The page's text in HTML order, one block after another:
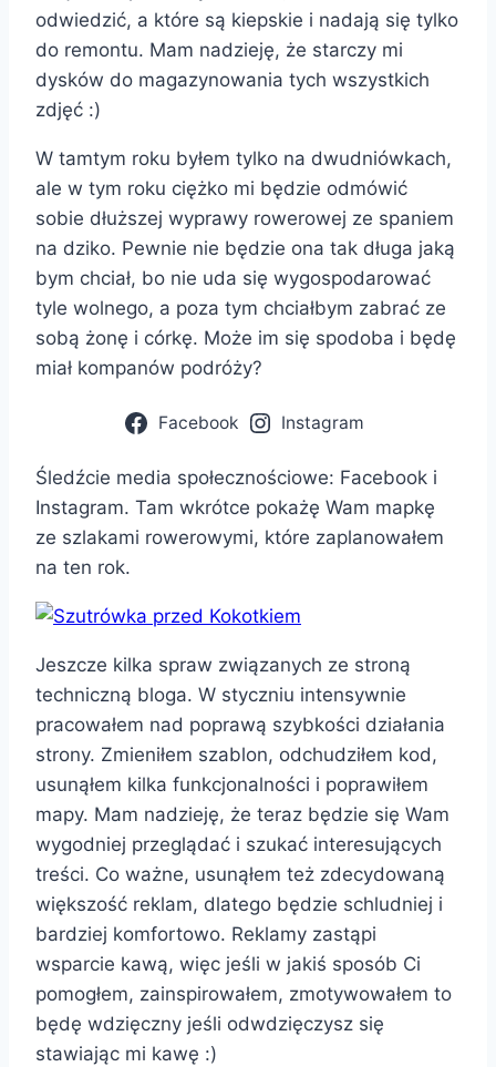
odwiedzić, a które są kiepskie i nadają się tylko
do remontu. Mam nadzieję, że starczy mi
dysków do magazynowania tych wszystkich
zdjęć :)
W tamtym roku byłem tylko na dwudniówkach,
ale w tym roku ciężko mi będzie odmówić
sobie dłuższej wyprawy rowerowej ze spaniem
na dziko. Pewnie nie będzie ona tak długa jaką
bym chciał, bo nie uda się wygospodarować
tyle wolnego, a poza tym chciałbym zabrać ze
sobą żonę i córkę. Może im się spodoba i będę
miał kompanów podróży?
Facebook Instagram
Śledźcie media społecznościowe: Facebook i
Instagram. Tam wkrótce pokażę Wam mapkę
ze szlakami rowerowymi, które zaplanowałem
na ten rok.
Jeszcze kilka spraw związanych ze stroną
techniczną bloga. W styczniu intensywnie
pracowałem nad poprawą szybkości działania
strony. Zmieniłem szablon, odchudziłem kod,
usunąłem kilka funkcjonalności i poprawiłem
mapy. Mam nadzieję, że teraz będzie się Wam
wygodniej przeglądać i szukać interesujących
treści. Co ważne, usunąłem też zdecydowaną
większość reklam, dlatego będzie schludniej i
bardziej komfortowo. Reklamy zastąpi
wsparcie kawą, więc jeśli w jakiś sposób Ci
pomogłem, zainspirowałem, zmotywowałem to
będę wdzięczny jeśli odwdzięczysz się
stawiając mi kawę :)